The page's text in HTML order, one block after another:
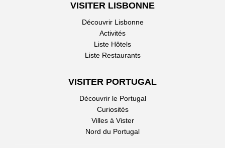
VISITER LISBONNE
Découvrir Lisbonne
Activités
Liste Hôtels
Liste Restaurants
VISITER PORTUGAL
Découvrir le Portugal
Curiosités
Villes à Vister
Nord du Portugal